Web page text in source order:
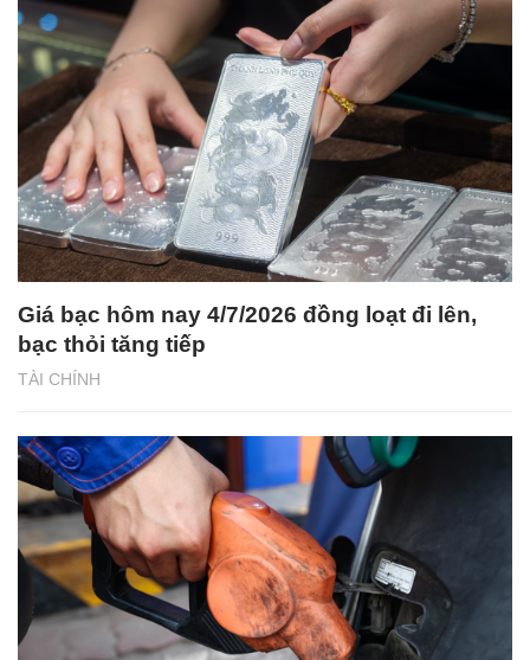
TÀI CHÍNH
Giá bạc hôm nay 4/7/2026 đồng loạt đi lên,
bạc thỏi tăng tiếp